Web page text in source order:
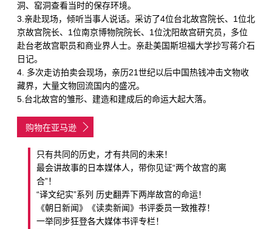
洞、窑洞查看当时的保存环境。
3.亲赴现场，倾听当事人说话。采访了4位台北故宫院长、1位北
京故宫院长、1位南京博物院院长、1位沈阳故宫研究员，多位
赴台老故宫职员和商业界人士。亲赴美国斯坦福大学抄写蒋介石
日记。
4. 多次走访拍卖会现场，亲历21世纪以后中国热钱冲击文物收
藏界，大量文物回流国内的盛况。
5.台北故宫的雏形、建造和建成后的命运大起大落。
购物在亚马逊
只有共同的历史，才有共同的未来！
最会讲故事的日本媒体人，带你见证“两个故宫的离
合”！
“译文纪实”系列 历史翻弄下两岸故宫的命运！
《朝日新闻》《读卖新闻》书评委员一致推荐！
一举同步狂登各大媒体书评专栏！